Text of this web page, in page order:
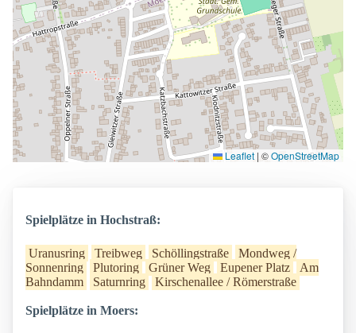
Leaflet | ©OpenStreetMap
Spielplätze in Hochstraß:
Uranusring Treibweg Schöllingstraße
Mondweg /
Sonnenring
Plutoring Grüner Weg Eupener Platz
Am
Bahndamm
Saturnring Kirschenallee / Römerstraße
Spielplätze in Moers: